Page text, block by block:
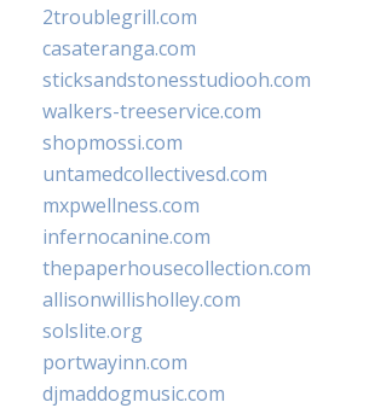
2troublegrill.com
casateranga.com
sticksandstonesstudiooh.com
walkers-treeservice.com
shopmossi.com
untamedcollectivesd.com
mxpwellness.com
infernocanine.com
thepaperhousecollection.com
allisonwillisholley.com
solslite.org
portwayinn.com
djmaddogmusic.com